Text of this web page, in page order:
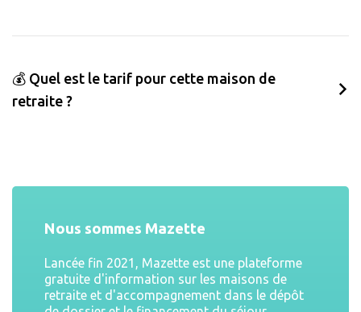
💰 Quel est le tarif pour cette maison de
retraite ?
Nous sommes Mazette
Lancée fin 2021, Mazette est une plateforme
gratuite d'information sur les maisons de
retraite et d'accompagnement dans le dépôt